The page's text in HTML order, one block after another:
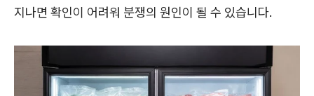
지나면 확인이 어려워 분쟁의 원인이 될 수 있습니다.